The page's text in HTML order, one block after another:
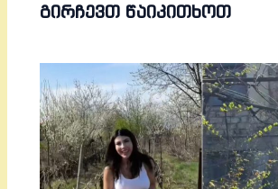
ᲒᲘᲠᲩᲔᲕᲗ ᲬᲐᲘᲙᲘᲗᲮᲝᲗ